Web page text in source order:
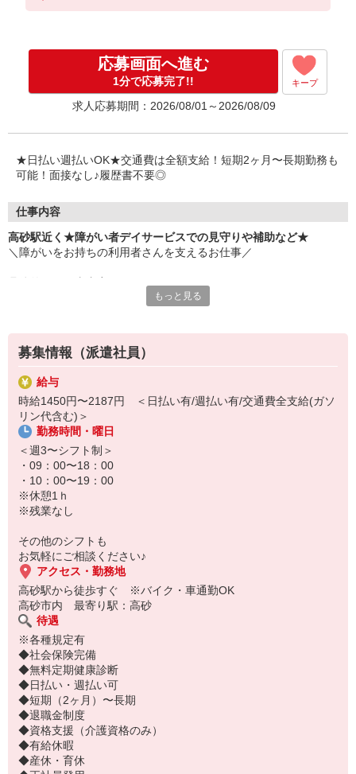
応募画面へ進む
1分で応募完了!! キープ
求人応募期間：2026/08/01～2026/08/09
★日払い週払いOK★交通費は全額支給！短期2ヶ月〜長期勤務も
可能！面接なし♪履歴書不要◎
仕事内容
高砂駅近く★障がい者デイサービスでの見守りや補助など★
＼障がいをお持ちの利用者さんを支えるお仕事／
＊食事や入浴などの介助
＊運転や添乗などの送迎業務 ※希望の方のみ
など
事前の職場見学や手厚い研修もあり、
無資格・未経験の方でもチャレンジしやすい環境です！
まずは登録・話を聞いてみるだけでもOK！
担当のコーディネーターがご応募から入職後まで
精一杯サポートさせていただきます◎
もっと見る
募集情報（派遣社員）
給与
時給1450円〜2187円 ＜日払い有/週払い有/交通費全支給(ガソ
リン代含む)＞
勤務時間・曜日
＜週3〜シフト制＞
・09：00〜18：00
・10：00〜19：00
※休憩1ｈ
※残業なし
その他のシフトも
お気軽にご相談ください♪
アクセス・勤務地
高砂駅から徒歩すぐ ※バイク・車通勤OK
高砂市内 最寄り駅：高砂
待遇
※各種規定有
◆社会保険完備
◆無料定期健康診断
◆日払い・週払い可
◆短期（2ヶ月）〜長期
◆退職金制度
◆資格支援（介護資格のみ）
◆有給休暇
◆産休・育休